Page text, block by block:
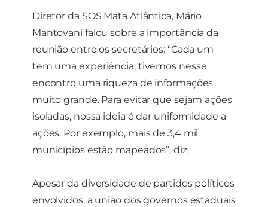
Diretor da SOS Mata Atlântica, Mário
Mantovani falou sobre a importância da
reunião entre os secretários: “Cada um
tem uma experiência, tivemos nesse
encontro uma riqueza de informações
muito grande. Para evitar que sejam ações
isoladas, nossa ideia é dar uniformidade a
ações. Por exemplo, mais de 3,4 mil
municípios estão mapeados”, diz.
Apesar da diversidade de partidos políticos
envolvidos, a união dos governos estaduais